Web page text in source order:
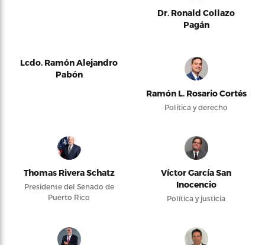
Dr. Ronald Collazo
Pagán
Lcdo. Ramón Alejandro
Pabón
Ramón L. Rosario Cortés
Política y derecho
Thomas Rivera Schatz
Presidente del Senado de
Puerto Rico
Víctor García San
Inocencio
Política y justicia